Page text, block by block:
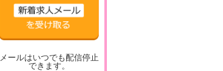
メールはいつでも配信停止
できます。